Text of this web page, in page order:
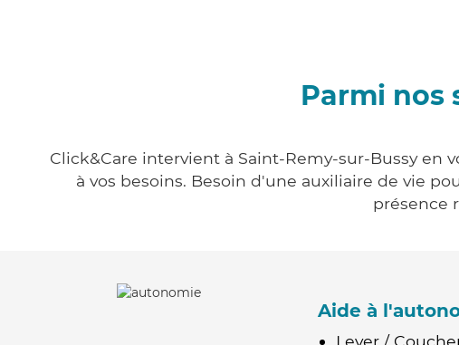
Parmi nos
Click&Care intervient à Saint-Remy-sur-Bussy en
à vos besoins. Besoin d'une auxiliaire de vie
présence
Aide à
Lever /